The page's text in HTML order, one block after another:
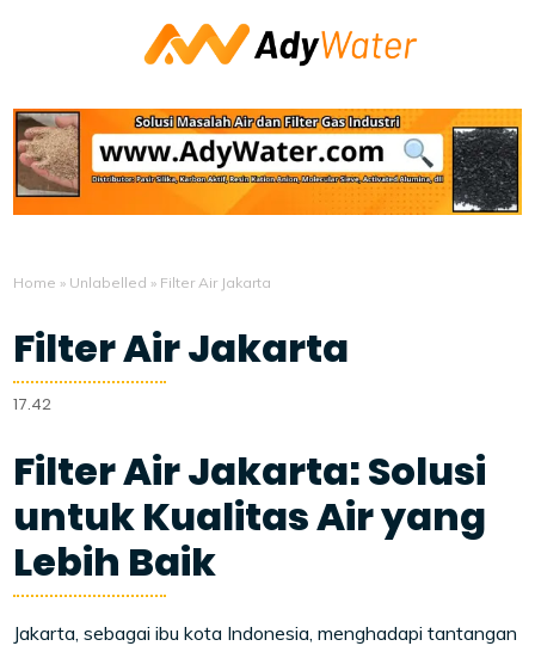
Home » Unlabelled » Filter Air Jakarta
Filter Air Jakarta
17.42
Filter Air Jakarta: Solusi
untuk Kualitas Air yang
Lebih Baik
Jakarta, sebagai ibu kota Indonesia, menghadapi tantangan